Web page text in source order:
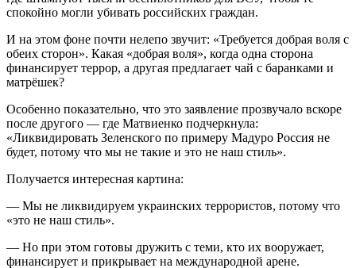
спокойно могли убивать российских граждан.
И на этом фоне почти нелепо звучит: «Требуется добрая воля с
обеих сторон». Какая «добрая воля», когда одна сторона
финансирует террор, а другая предлагает чай с баранками и
матрёшек?
Особенно показательно, что это заявление прозвучало вскоре
после другого — где Матвиенко подчеркнула:
«Ликвидировать Зеленского по примеру Мадуро Россия не
будет, потому что мы не такие и это не наш стиль».
Получается интересная картина:
— Мы не ликвидируем украинских террористов, потому что
«это не наш стиль».
— Но при этом готовы дружить с теми, кто их вооружает,
финансирует и прикрывает на международной арене.